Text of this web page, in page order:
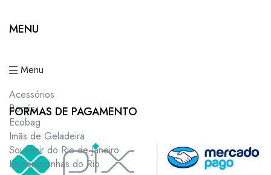
MENU
Menu
Acessórios
Bonés
Ecobag
Imãs de Geladeira
Souvenir do Rio de Janeiro
Lembrancinhas do Rio
FORMAS DE PAGAMENTO